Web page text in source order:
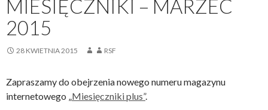
MIESIĘCZNIKI – MARZEC
2015
28 KWIETNIA 2015 RSF
Zapraszamy do obejrzenia nowego numeru magazynu
internetowego „Miesięczniki plus”.